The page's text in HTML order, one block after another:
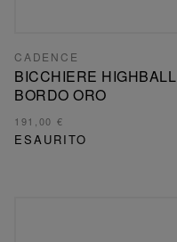
CADENCE
BICCHIERE HIGHBALL
BORDO ORO
191,00 €
ESAURITO